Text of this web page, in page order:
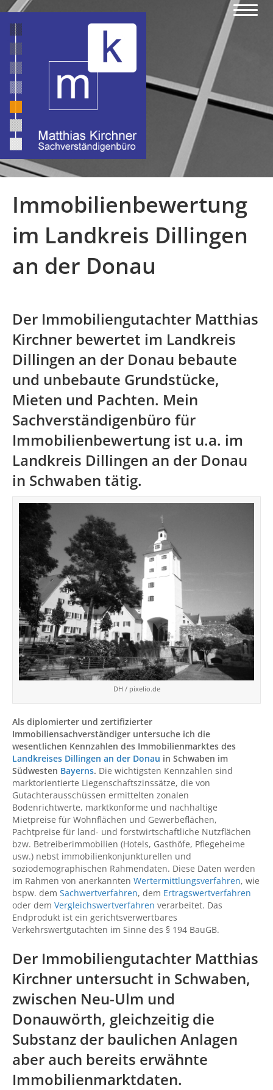
Immobilienbewertung
im Landkreis Dillingen
an der Donau
Der Immobiliengutachter Matthias
Kirchner bewertet im Landkreis
Dillingen an der Donau bebaute
und unbebaute Grundstücke,
Mieten und Pachten. Mein
Sachverständigenbüro für
Immobilienbewertung ist u.a. im
Landkreis Dillingen an der Donau
in Schwaben tätig.
DH / pixelio.de
Als diplomierter und zertifizierter
Immobiliensachverständiger untersuche ich die
wesentlichen Kennzahlen des Immobilienmarktes des
Landkreises Dillingen an der Donau in Schwaben im
Südwesten Bayerns. Die wichtigsten Kennzahlen sind
marktorientierte Liegenschaftszinssätze, die von
Gutachterausschüssen ermittelten zonalen
Bodenrichtwerte, marktkonforme und nachhaltige
Mietpreise für Wohnflächen und Gewerbeflächen,
Pachtpreise für land- und forstwirtschaftliche Nutzflächen
bzw. Betreiberimmobilien (Hotels, Gasthöfe, Pflegeheime
usw.) nebst immobilienkonjunkturellen und
soziodemographischen Rahmendaten. Diese Daten werden
im Rahmen von anerkannten Wertermittlungsverfahren, wie
bspw. dem Sachwertverfahren, dem Ertragswertverfahren
oder dem Vergleichswertverfahren verarbeitet. Das
Endprodukt ist ein gerichtsverwertbares
Verkehrswertgutachten im Sinne des § 194 BauGB.
Der Immobiliengutachter Matthias
Kirchner untersucht in Schwaben,
zwischen Neu-Ulm und
Donauwörth, gleichzeitig die
Substanz der baulichen Anlagen
aber auch bereits erwähnte
Immobilienmarktdaten.